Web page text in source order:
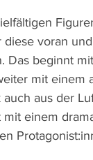
voran
Das beginnt
mit einem
aus der
einem